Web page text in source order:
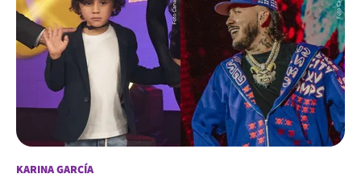
KARINA GARCÍA